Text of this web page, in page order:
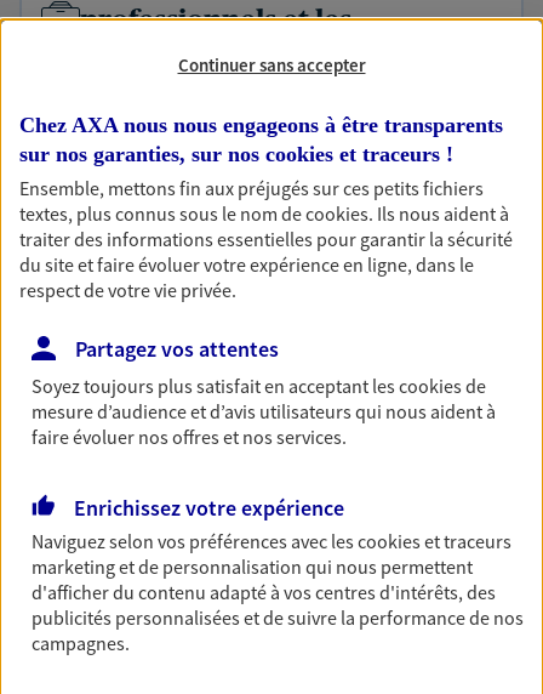
professionnels et les
entreprises
bâtissons ensemble des solutions cohérentes pour
protéger votre activité, vos collaborateurs... mais aussi
vous-même et votre famille.
Accompagner vos projets de
vie
Achat immobilier, installation, départ à la retraite…
Autant de moments de vie qui nécessitent des solutions
d'assurance et d'épargne. Recevez un conseil d'expert
cohérent avec vos besoins
Vous aider à constituer une
épargne
De nombreuses solutions s'offrent à vous pour faire
fructifier votre épargne. Laquelle correspond à vos
objectifs ? Rien ne remplace les conseils d'un expert :
Assurance vie, PER, Livret… Faisons le point ensemble !
Continuer sans accepter
Chez AXA nous nous engageons à être transparents
sur nos garanties, sur nos cookies et traceurs !
Ensemble, mettons fin aux préjugés sur ces petits fichiers
textes, plus connus sous le nom decookies. Ils nous aident à
traiter des informations essentielles pour garantir la sécurité
du site et faire évoluer votre expérience en ligne, dans le
respect de votre vie privée.
Partagez vos attentes
Soyez toujours plus satisfait en acceptant lescookiesde
mesure d’audience et d’avis utilisateurs qui nous aident à
faire évoluer nos offres et nos services.
Enrichissez votre expérience
Naviguez selon vos préférences avec lescookies et traceurs
marketing et de personnalisation qui nous permettent
d'afficher du contenu adapté à vos centres d'intérêts, des
publicités personnalisées et de suivre la performance de nos
campagnes.